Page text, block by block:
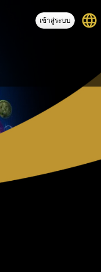
เข้าสู่ระบบ language